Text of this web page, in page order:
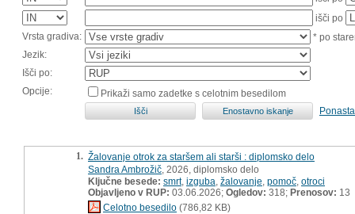
išči po
Vrsta gradiva:
* po
Jezik:
Išči po:
Opcije:
Prikaži samo zadetke s celotnim besedilom
1. Žalovanje otrok za staršem ali starši : diplomsko delo
Sandra Ambrožič , 2026, diplomsko delo
Ključne besede: smrt, izguba žalovanje pomoč otroci
Objavljeno v RUP: 03.06.2026; Ogledov: 318; Prenosov: 13
Celotno besedilo (786,82 KB)